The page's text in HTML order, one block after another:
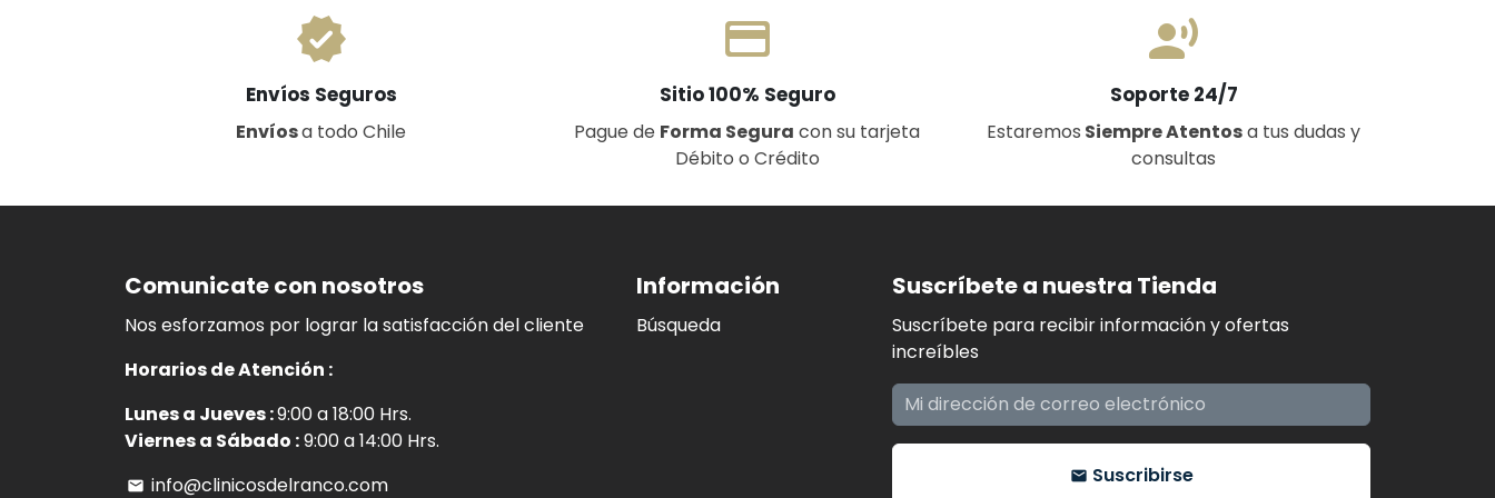
verified
Envíos Seguros
Envíosa todo Chile
payment
Sitio 100% Seguro
Pague de Forma Segura con su tarjeta
Débito o Crédito
record_voice_over
Soporte 24/7
Estaremos Siempre Atentosa tus dudas y
consultas
Comunicate con nosotros
Nos esforzamos por lograr la satisfacción del cliente
Horarios de Atención :
Lunes a Jueves :9:00 a 18:00 Hrs.
Viernes a Sábado :9:00 a 14:00 Hrs.
email info@clinicosdelranco.com
Información
Búsqueda
Suscríbete a nuestra Tienda
Suscríbete para recibir información y ofertas
increíbles
email Suscribirse